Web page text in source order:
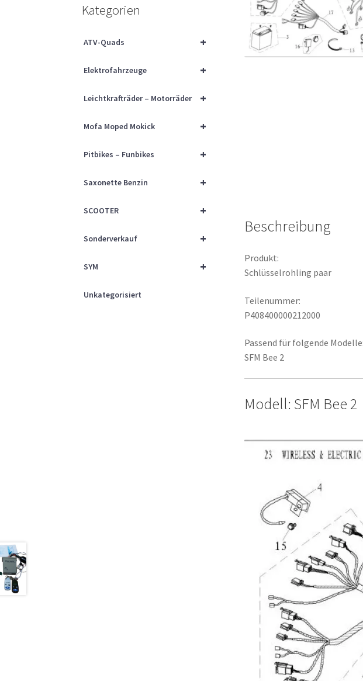
Beschreibung
Produkt:
Schlüsselrohling paar
Teilenummer:
P408400000212000
Passend für folgende Modelle:
SFM Bee 2
Modell: SFM Bee 2
Kategorien
+
ATV-Quads
+
Elektrofahrzeuge
+
Leichtkrafträder – Motorräder
+
Mofa Moped Mokick
+
Pitbikes – Funbikes
+
Saxonette Benzin
+
SCOOTER
+
Sonderverkauf
+
SYM
Unkategorisiert